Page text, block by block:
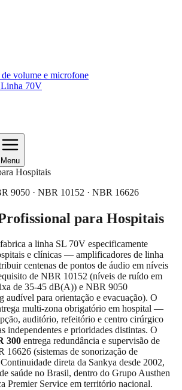
volume e microfone
70V
Menu
Hospitais
9050 · NBR 10152 · NBR 16626
para Hospitais
a linha SL 70V especificamente
e clínicas — amplificadores de linha
centenas de pontos de áudio em níveis
de NBR 10152 (níveis de ruído em
de 35-45 dB(A)) e NBR 9050
audível para orientação e evacuação). O
multi-zona obrigatório em hospital —
auditório, refeitório e centro cirúrgico
independentes e prioridades distintas. O
300 entrega redundância e supervisão de
16626 (sistemas de sonorização de
direta da Sankya desde 2002,
saúde no Brasil, dentro do Grupo Austhen
Premier Service em território nacional.